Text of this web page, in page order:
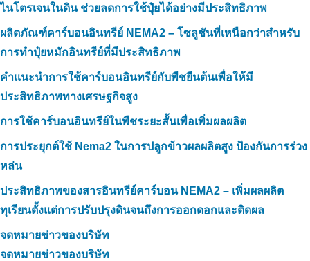
ไนโตรเจนในดิน ช่วยลดการใช้ปุ๋ยได้อย่างมีประสิทธิภาพ
ผลิตภัณฑ์คาร์บอนอินทรีย์ NEMA2 – โซลูชันที่เหนือกว่าสำหรับ
การทำปุ๋ยหมักอินทรีย์ที่มีประสิทธิภาพ
คำแนะนำการใช้คาร์บอนอินทรีย์กับพืชยืนต้นเพื่อให้มี
ประสิทธิภาพทางเศรษฐกิจสูง
การใช้คาร์บอนอินทรีย์ในพืชระยะสั้นเพื่อเพิ่มผลผลิต
การประยุกต์ใช้ Nema2 ในการปลูกข้าวผลผลิตสูง ป้องกันการร่วง
หล่น
ประสิทธิภาพของสารอินทรีย์คาร์บอน NEMA2 – เพิ่มผลผลิต
ทุเรียนตั้งแต่การปรับปรุงดินจนถึงการออกดอกและติดผล
จดหมายข่าวของบริษัท
จดหมายข่าวของบริษัท